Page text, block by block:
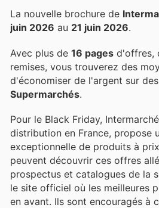
La nouvelle brochure de
juin 2026 au 21 juin 2026.
Avec plus de 16 pages d'offres,
remises, vous trouverez des
d'économiser de l'argent sur
Supermarchés.
Pour le Black Friday,
distribution en France, propose
exceptionnelle de produits à
peuvent découvrir ces offres
prospectus et catalogues de la
le site officiel où les meilleures
en avant. Ils sont encouragés à